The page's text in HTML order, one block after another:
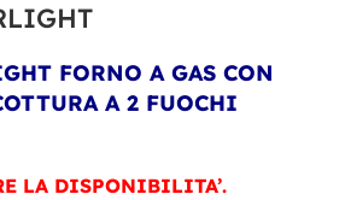
FORNO A GAS CON
A 2 FUOCHI
LA DISPONIBILITA’.